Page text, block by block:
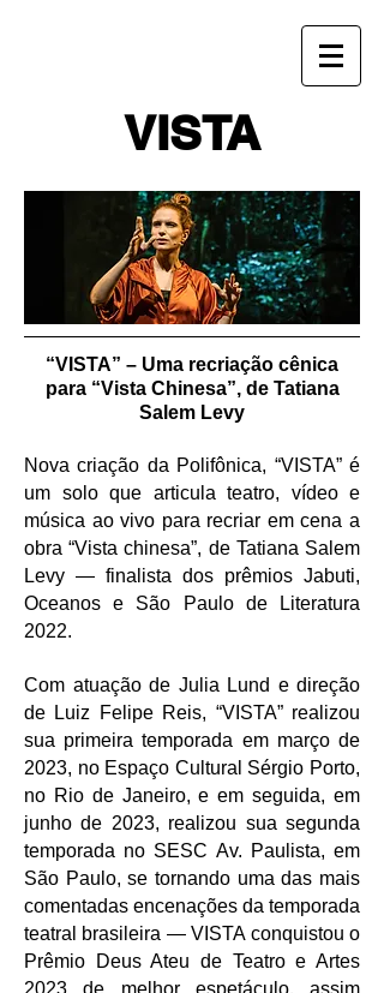
VISTA
“VISTA” – Uma recriação cênica
para “Vista Chinesa”, de Tatiana
Salem Levy
Nova criação da Polifônica, “VISTA” é
um solo que articula teatro, vídeo e
música ao vivo para recriar em cena a
obra “Vista chinesa”, de Tatiana Salem
Levy — finalista dos prêmios Jabuti,
Oceanos e São Paulo de Literatura
2022.
Com atuação de Julia Lund e direção
de Luiz Felipe Reis, “VISTA” realizou
sua primeira temporada em março de
2023, no Espaço Cultural Sérgio Porto,
no Rio de Janeiro, e em seguida, em
junho de 2023, realizou sua segunda
temporada no SESC Av. Paulista, em
São Paulo, se tornando uma das mais
comentadas encenações da temporada
teatral brasileira — VISTA conquistou o
Prêmio Deus Ateu de Teatro e Artes
2023 de melhor espetáculo, assim